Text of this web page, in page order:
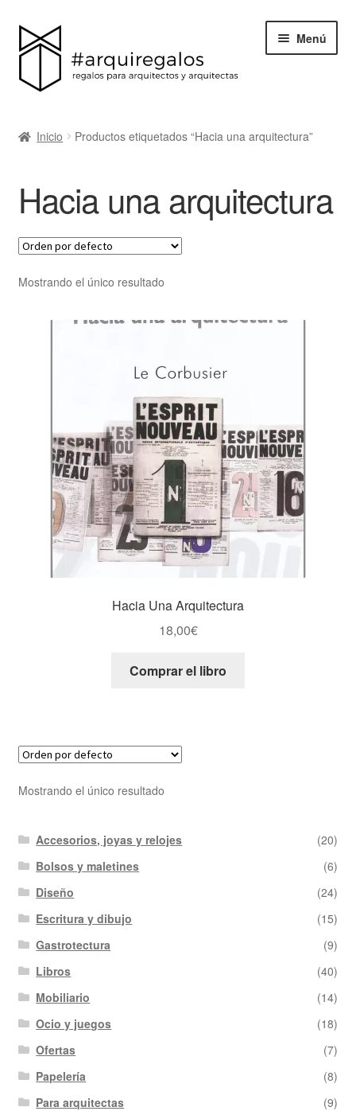
Menú
menú
hijo
BLACK FRIDAY
Blog
Acerca de ArquiRegalos
Contacta
Inicio Productos etiquetados “Hacia una arquitectura”
Hacia una arquitectura
Mostrando el único resultado
Hacia Una Arquitectura
18,00€
Comprar el libro
Mostrando el único resultado
Accesorios, joyas y relojes
(20)
Bolsos y maletines
(6)
Diseño
(24)
Escritura y dibujo
(15)
Gastrotectura
(9)
Libros
(40)
Mobiliario
(14)
Ocio y juegos
(18)
Ofertas
(7)
Papelería
(8)
Para arquitectas
(9)